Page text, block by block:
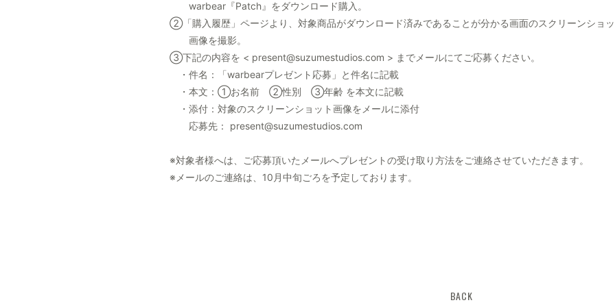
warbear『Patch』をダウンロード購入。
②「購入履歴」ページより、対象商品がダウンロード済みであることが分かる画面のスクリーンショ
画像を撮影。
③下記の内容を < present@suzumestudios.com > までメールにてご応募ください。
・件名：「warbearプレゼント応募」と件名に記載
・本文：①お名前 ②性別 ③年齢 を本文に記載
・添付：対象のスクリーンショット画像をメールに添付
応募先： present@suzumestudios.com
※対象者様へは、ご応募頂いたメールへプレゼントの受け取り方法をご連絡させていただきます。
※メールのご連絡は、10月中旬ごろを予定しております。
BACK